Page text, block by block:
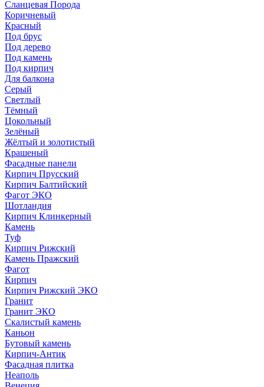
Сланцевая Порода
Коричневый
Красный
Под брус
Под дерево
Под камень
Под кирпич
Для балкона
Серый
Светлый
Тёмный
Цокольный
Зелёный
Жёлтый и золотистый
Крашеный
Фасадные панели
Кирпич Прусский
Кирпич Балтийский
Фагот ЭКО
Шотландия
Кирпич Клинкерный
Камень
Туф
Кирпич Рижский
Камень Пражский
Фагот
Кирпич
Кирпич Рижский ЭКО
Гранит
Гранит ЭКО
Скалистый камень
Каньон
Бутовый камень
Кирпич-Антик
Фасадная плитка
Неаполь